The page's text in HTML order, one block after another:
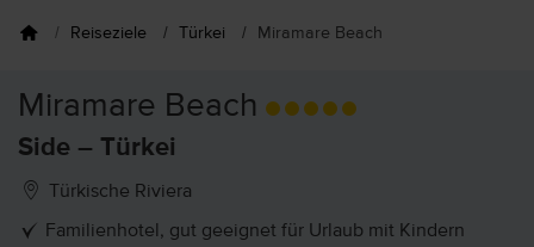
Reiseziele Türkei Miramare Beach
Miramare Beach
Side – Türkei
Türkische Riviera
Familienhotel, gut geeignet für Urlaub mit Kindern